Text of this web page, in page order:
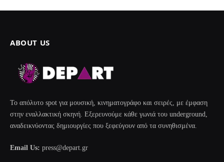
ABOUT US
Το απόλυτο spot για μουσική, κινηματογράφο και σειρές, με έμφαση
στην εναλλακτική σκηνή. Εξερευνούμε κάθε γωνιά του underground,
αναδεικνύοντας δημιουργίες που ξεφεύγουν από τα συνηθισμένα.
Email Us: press@depart.gr